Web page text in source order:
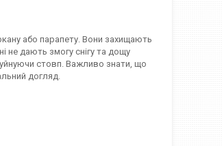
або парапету. Вони захищають
не дають змогу снігу та дощу
стовп. Важливо знати, що
догляд.